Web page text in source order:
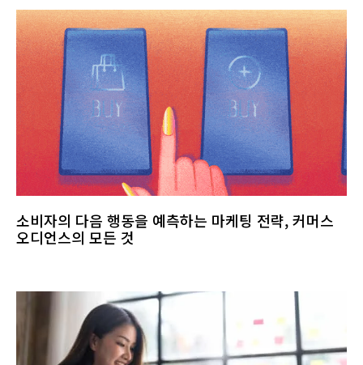
소비자의 다음 행동을 예측하는 마케팅 전략, 커머스
오디언스의 모든 것